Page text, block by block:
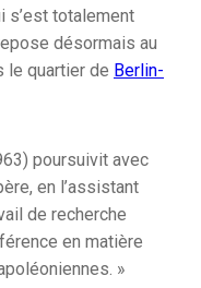
s’est totalement
désormais au
le quartier de Berlin-
poursuivit avec
en l’assistant
de recherche
en matière
»